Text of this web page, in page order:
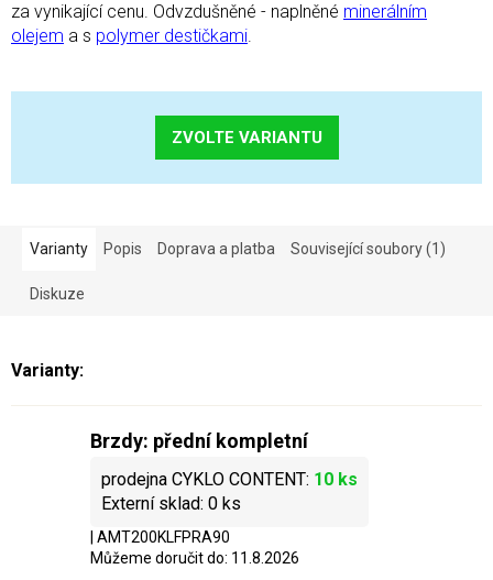
za vynikající cenu. Odvzdušněné - naplněné minerálním
olejem a s polymer destičkami.
ZVOLTE VARIANTU
Varianty Popis Doprava a platba Související soubory (1)
Diskuze
Brzdy: přední kompletní
10 ks
0 ks
| AMT200KLFPRA90
Můžeme doručit do: 11.8.2026